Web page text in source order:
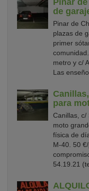
de
Pinar de
plazas de
primer
metro y c/
Las
para
Canillas, c/
moto
física de
M-40. 50
54.19.21